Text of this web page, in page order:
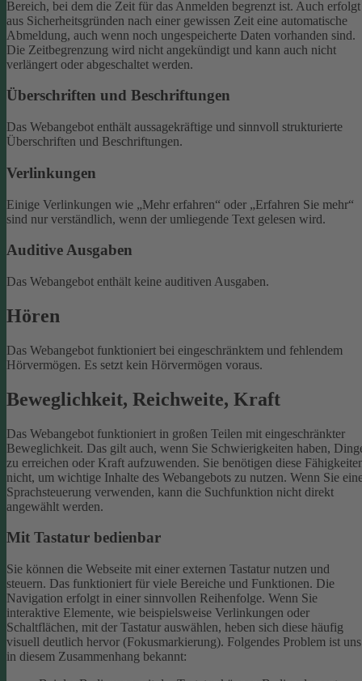
Bereich, bei dem die Zeit für das Anmelden begrenzt ist. Auch erfolgt
aus Sicherheitsgründen nach einer gewissen Zeit eine automatische
Abmeldung, auch wenn noch ungespeicherte Daten vorhanden sind.
Die Zeitbegrenzung wird nicht angekündigt und kann auch nicht
verlängert oder abgeschaltet werden.
Überschriften und Beschriftungen
Das Webangebot enthält aussagekräftige und sinnvoll strukturierte
Überschriften und Beschriftungen.
Verlinkungen
Einige Verlinkungen wie „Mehr erfahren“ oder „Erfahren Sie mehr“
sind nur verständlich, wenn der umliegende Text gelesen wird.
Auditive Ausgaben
Das Webangebot enthält keine auditiven Ausgaben.
Hören
Das Webangebot funktioniert bei eingeschränktem und fehlendem
Hörvermögen. Es setzt kein Hörvermögen voraus.
Beweglichkeit, Reichweite, Kraft
Das Webangebot funktioniert in großen Teilen mit eingeschränkter
Beweglichkeit. Das gilt auch, wenn Sie Schwierigkeiten haben,
zu erreichen oder Kraft aufzuwenden. Sie benötigen diese
nicht, um wichtige Inhalte des Webangebots zu nutzen. Wenn Sie
Sprachsteuerung verwenden, kann die Suchfunktion nicht direkt
angewählt werden.
Mit Tastatur bedienbar
Sie können die Webseite mit einer externen Tastatur nutzen und
steuern. Das funktioniert für viele Bereiche und Funktionen. Die
Navigation erfolgt in einer sinnvollen Reihenfolge. Wenn Sie
interaktive Elemente, wie beispielsweise Verlinkungen oder
Schaltflächen, mit der Tastatur auswählen, heben sich diese häufig
visuell deutlich hervor (Fokusmarkierung). Folgendes Problem ist uns
in diesem Zusammenhang bekannt: